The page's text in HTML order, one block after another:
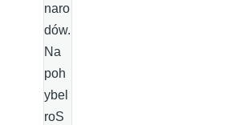
naro
dów.
Na
poh
ybel
roS